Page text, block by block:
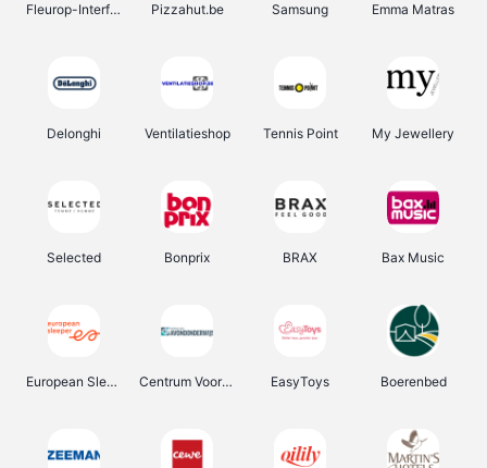
Fleurop-Interflora Pizzahut.be Samsung Emma Matras
Delonghi Ventilatieshop Tennis Point My Jewellery
Selected Bonprix BRAX Bax Music
European Sleeper Centrum Voor Avondonderwijs EasyToys Boerenbed